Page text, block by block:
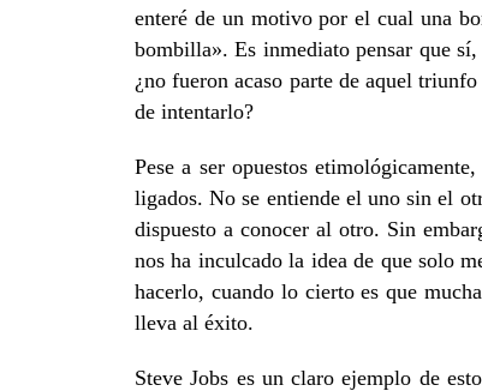
enteré de un motivo por el cual una
bombilla». Es inmediato pensar que
¿no fueron acaso parte de aquel
de intentarlo?
Pese a ser opuestos
ligados. No se entiende el uno sin el
dispuesto a conocer al otro. Sin
nos ha inculcado la idea de que solo
hacerlo, cuando lo cierto es que
lleva al éxito.
Steve Jobs es un claro ejemplo de